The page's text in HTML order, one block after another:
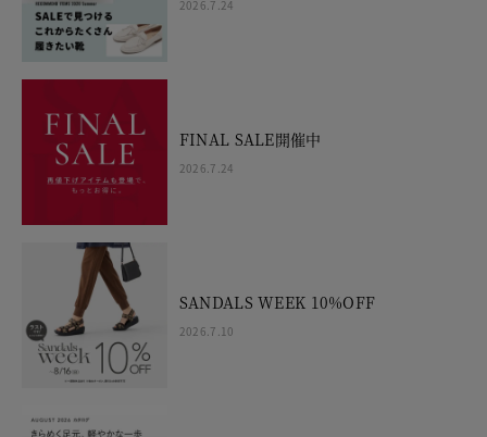
2026.7.24
FINAL SALE開催中
2026.7.24
SANDALS WEEK 10%OFF
2026.7.10